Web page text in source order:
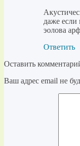
даже если
эолова
Ответить
Оставить
Ваш адрес email не